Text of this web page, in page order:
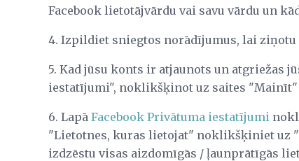
Facebook lietotājvārdu vai savu vārdu un
4. Izpildiet sniegtos norādījumus, lai
5. Kad jūsu konts ir atjaunots un atgriežas
iestatījumi", noklikšķinot uz saites "Mainīt"
6. Lapā Facebook Privātuma iestatījumi
"Lietotnes, kuras lietojat" noklikšķiniet uz
izdzēstu visas aizdomīgās / ļaunprātīgās